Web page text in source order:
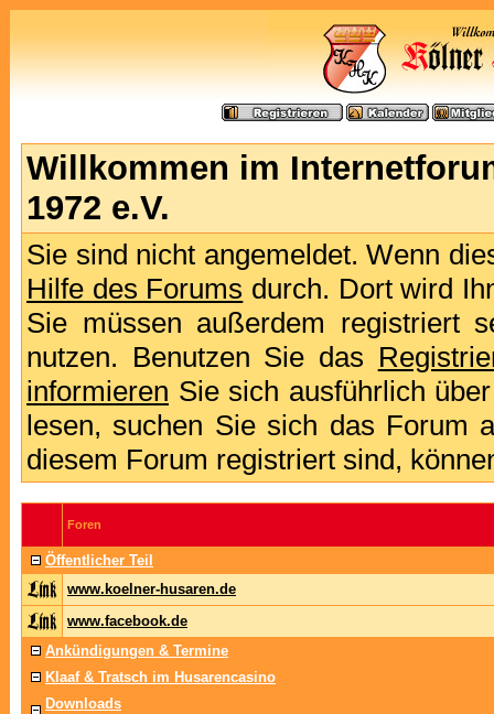
Willkommen im
1972 e.V.
Sie sind nicht angemeldet. Wenn
Hilfe des Forums durch. Dort wird
Sie müssen außerdem registriert
nutzen. Benutzen Sie das
informieren Sie sich ausführlich
lesen, suchen Sie sich das Forum
diesem Forum registriert sind,
Foren
Öffentlicher Teil
www.koelner-husaren.de
www.facebook.de
Ankündigungen & Termine
Klaaf & Tratsch im Husarencasino
Downloads